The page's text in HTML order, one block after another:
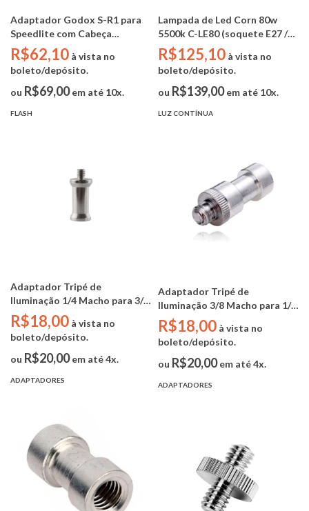
Adaptador Godox S-R1 para
Speedlite com Cabeça
Retangular (AK-R1)
R$62,10 à vista no
boleto/depósito.
ou R$69,00em até 10x.
FLASH
Lampada de Led Corn 80w
5500k C-LE80 (soquete E27 /
bivolt)
R$125,10 à vista no
boleto/depósito.
ou R$139,00em até 10x.
LUZ CONTÍNUA
Adaptador Tripé de
Iluminação 1/4 Macho para 3/8
Fêmea YA432 Greika
R$18,00 à vista no
boleto/depósito.
ou R$20,00em até 4x.
ADAPTADORES
Adaptador Tripé de
Iluminação 3/8 Macho para 1/4
Fêmea YA433 Greika
R$18,00 à vista no
boleto/depósito.
ou R$20,00em até 4x.
ADAPTADORES